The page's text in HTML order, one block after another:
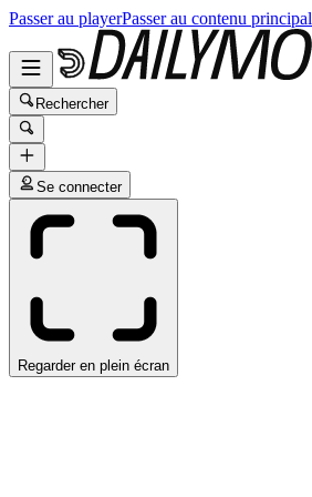
Passer au playerPasser au contenu principal
Rechercher
Se connecter
Regarder en plein écran